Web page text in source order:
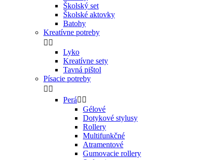
Školský set
Školské aktovky
Batohy
Kreatívne potreby
 
Lyko
Kreatívne sety
Tavná pištol
Písacie potreby
 
Perá 
Gélové
Dotykové stylusy
Rollery
Multifunkčné
Atramentové
Gumovacie rollery